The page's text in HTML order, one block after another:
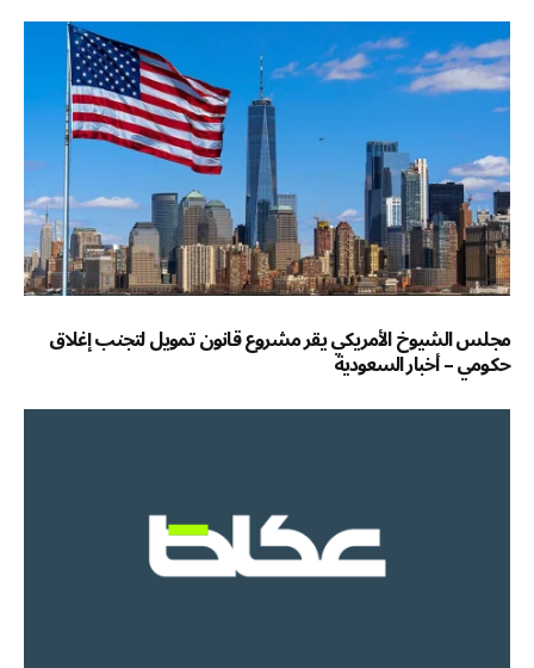
مجلس الشيوخ الأمريكي يقر مشروع قانون تمويل لتجنب إغلاق
حكومي – أخبار السعودية